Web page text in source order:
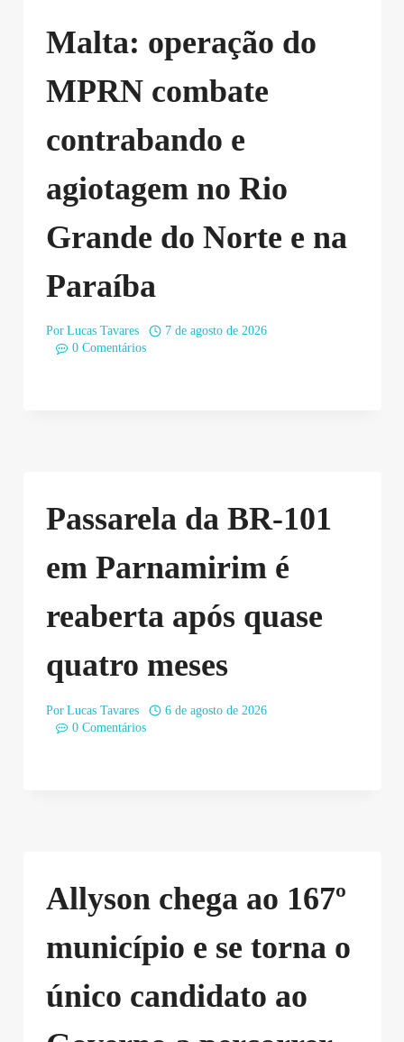
Malta: operação do
MPRN combate
contrabando e
agiotagem no Rio
Grande do Norte e na
Paraíba
Por Lucas Tavares
7 de agosto de 2026
0 Comentários
Passarela da BR-101
em Parnamirim é
reaberta após quase
quatro meses
Por Lucas Tavares
6 de agosto de 2026
0 Comentários
Allyson chega ao 167º
município e se torna o
único candidato ao